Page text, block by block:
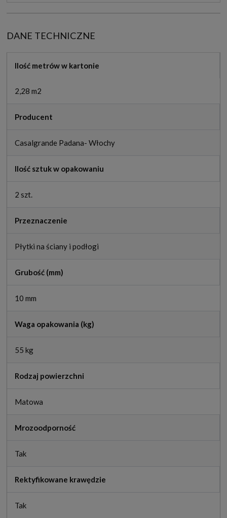
DANE TECHNICZNE
Ilość metrów w kartonie
2,28 m2
Producent
Casalgrande Padana- Włochy
Ilość sztuk w opakowaniu
2 szt.
Przeznaczenie
Płytki na ściany i podłogi
Grubość (mm)
10 mm
Waga opakowania (kg)
55 kg
Rodzaj powierzchni
Matowa
Mrozoodporność
Tak
Rektyfikowane krawędzie
Tak